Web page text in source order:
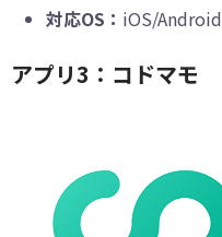
対応OS： iOS/Android
アプリ3：コドマモ